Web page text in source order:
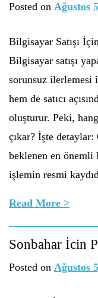
Posted on Ağustos
Bilgisayar Satışı
Bilgisayar satışı
sorunsuz ilerlemesi
hem de satıcı
oluşturur. Peki,
çıkar? İşte detaylar:
beklenen en önemli
işlemin resmi
Read More >
Sonbahar İcin
Posted on Ağustos